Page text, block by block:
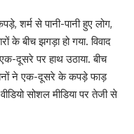
शर्म से पानी-पानी हुए लोग,
के बीच झगड़ा हो गया. विवाद
दूसरे पर हाथ उठाया. बीच
ने एक-दूसरे के कपड़े फाड़
सोशल मीडिया पर तेजी से